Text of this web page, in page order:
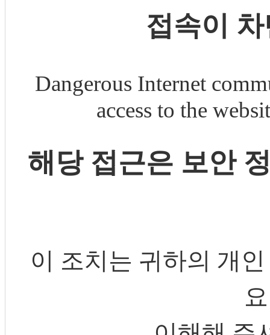
접속이
Dangerous Internet
access to the
해당 접근은 보안
이 조치는 귀하의 개